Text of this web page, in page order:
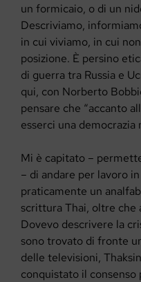
un formicaio, o di un
Descriviamo,
in cui viviamo, in cui
posizione. È persino
di guerra tra Russia e
qui, con Norberto
pensare che “accanto
esserci una democrazia
Mi è capitato –
– di andare per lavoro
praticamente un
scrittura Thai, oltre che
Dovevo descrivere la
sono trovato di fronte
delle televisioni,
conquistato il